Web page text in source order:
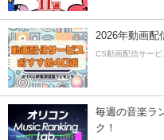
2026年動画配
CS動画配信サービ
毎週の音楽ラ
ク！